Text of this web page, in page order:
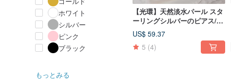
ホワイト
シルバー
ピンク
ブラック
もっとみる
【光環】天然淡水パール スタ
ーリングシルバーのピアス/イ
ヤリングクリップ (シルバー/
ゴールド)
US$ 59.37
5 (4)